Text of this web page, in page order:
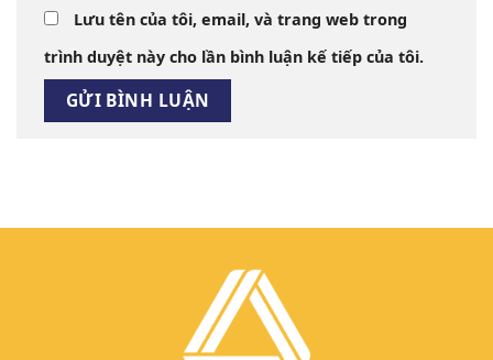
Lưu tên của tôi, email, và trang web trong
trình duyệt này cho lần bình luận kế tiếp của tôi.